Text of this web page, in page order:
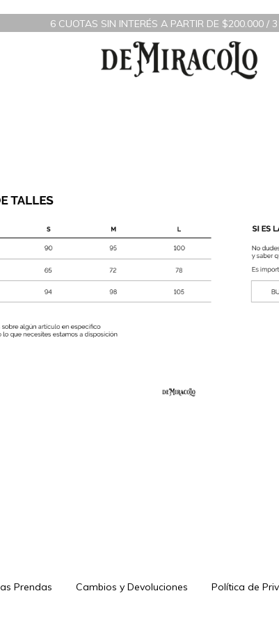
6 CUOTAS SIN INTERÉS A PARTIR DE $200.000 /
Prendas Cambios y Devoluciones Política de